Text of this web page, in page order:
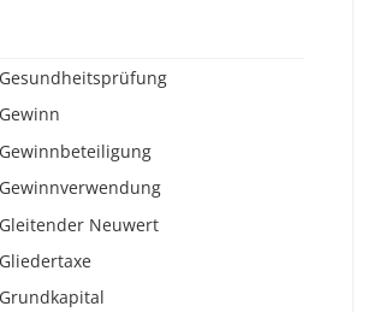
Gesundheitsprüfung
Gewinn
Gewinnbeteiligung
Gewinnverwendung
Gleitender Neuwert
Gliedertaxe
Grundkapital